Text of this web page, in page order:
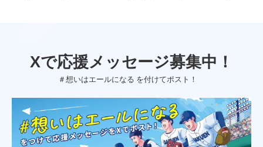
Xで応援メッセージ募集中！
＃想いはエールになる を付けてポスト！